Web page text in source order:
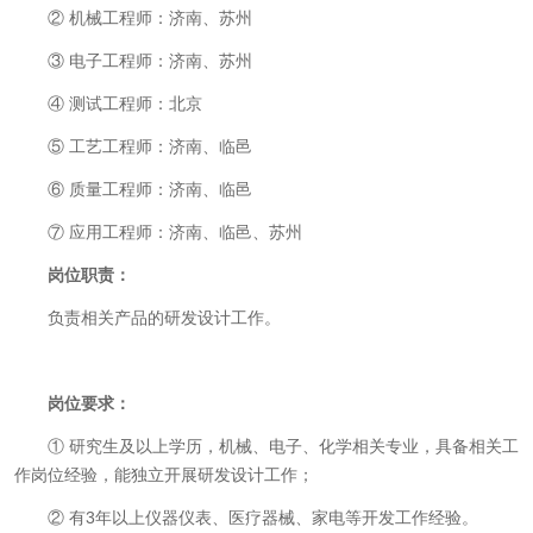
② 机械工程师：济南、苏州
③ 电子工程师：济南、苏州
④ 测试工程师：北京
⑤ 工艺工程师：济南、临邑
⑥ 质量工程师：济南、临邑
⑦ 应用工程师：济南、临邑、苏州
岗位职责：
负责相关产品的研发设计工作。
岗位要求：
① 研究生及以上学历，机械、电子、化学相关专业，具备相关工
作岗位经验，能独立开展研发设计工作；
② 有3年以上仪器仪表、医疗器械、家电等开发工作经验。